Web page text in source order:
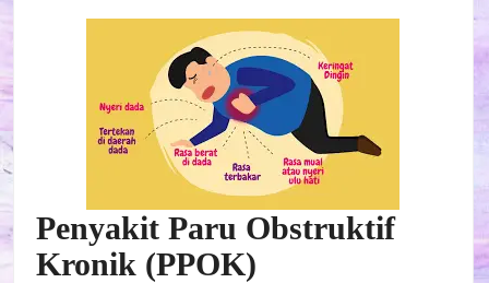
Penyakit Paru Obstruktif
Kronik (PPOK)